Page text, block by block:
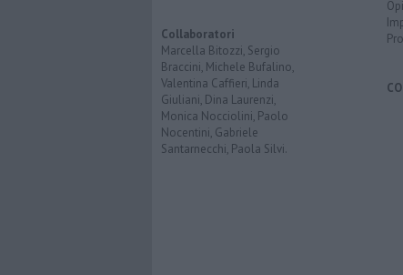
Collaboratori
Marcella Bitozzi, Sergio
Braccini, Michele Bufalino,
Valentina Caffieri, Linda
Giuliani, Dina Laurenzi,
Monica Nocciolini, Paolo
Nocentini, Gabriele
Santarnecchi, Paola Silvi.